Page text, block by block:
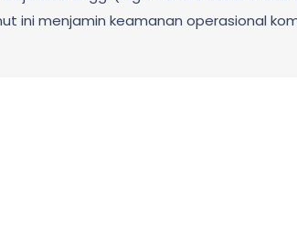
ini menjamin keamanan operasional